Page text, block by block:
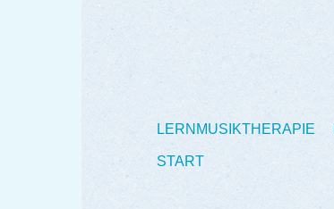
LERNMUSIKTHERAPIE
START